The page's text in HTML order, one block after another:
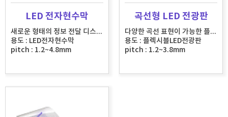
LED 전자현수막
새로운 형태의 정보 전달 디스플레이
용도 : LED전자현수막
pitch : 1.2~4.8mm
곡선형 LED 전광판
다양한 곡선 표현이 가능한 플렉시블 전광판
용도 : 플렉시블LED전광판
pitch : 1.2~3.8mm